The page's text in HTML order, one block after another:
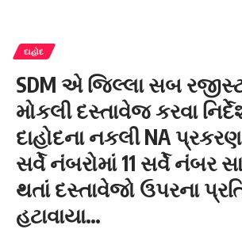
દાહોદ
SDM એ જિલ્લા સબ
મોકલી દસ્તાવેજ કરવા
દાહોદના નકલી NA
સર્વે નંબરોમાં 11 સર્વે નંબર
થતાં દસ્તાવેજો ઉપરના
હટાવાયા…